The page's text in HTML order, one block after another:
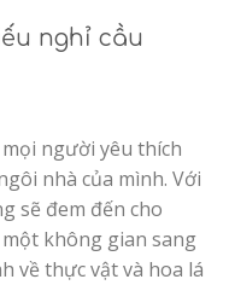
nghỉ cầu
người yêu thích
nhà của mình. Với
sẽ đem đến cho
không gian sang
về thực vật và hoa lá